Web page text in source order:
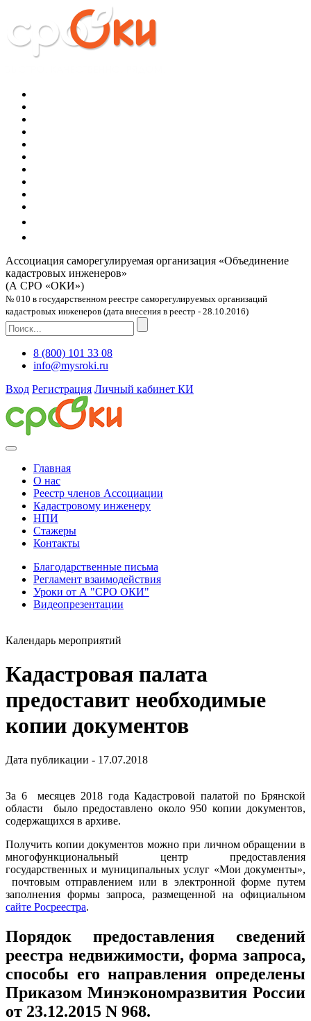
Ассоциация саморегулируемая организация «Объединение
кадастровых инженеров»
(А СРО «ОКИ»)
№ 010 в государственном реестре саморегулируемых организаций
кадастровых инженеров (дата внесения в реестр - 28.10.2016)
8 (800) 101 33 08
info@mysroki.ru
Вход Регистрация Личный кабинет КИ
Главная
О нас
Реестр членов Ассоциации
Кадастровому инженеру
НПИ
Стажеры
Контакты
Благодарственные письма
Регламент взаимодействия
Уроки от А "СРО ОКИ"
Видеопрезентации
Календарь мероприятий
Кадастровая палата
предоставит необходимые
копии документов
Дата публикации - 17.07.2018
За 6 месяцев 2018 года Кадастровой палатой по Брянской
области было предоставлено около 950 копии документов,
содержащихся в архиве.
Получить копии документов можно при личном обращении в
многофункциональный центр предоставления
государственных и муниципальных услуг «Мои документы»,
почтовым отправлением или в электронной форме путем
заполнения формы запроса, размещенной на официальном
сайте Росреестра.
Порядок предоставления сведений
реестра недвижимости, форма запроса,
способы его направления определены
Приказом Минэкономразвития России
от 23.12.2015 N 968.